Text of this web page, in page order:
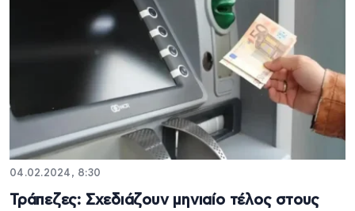
04.02.2024, 8:30
Τράπεζες: Σχεδιάζουν μηνιαίο τέλος στους